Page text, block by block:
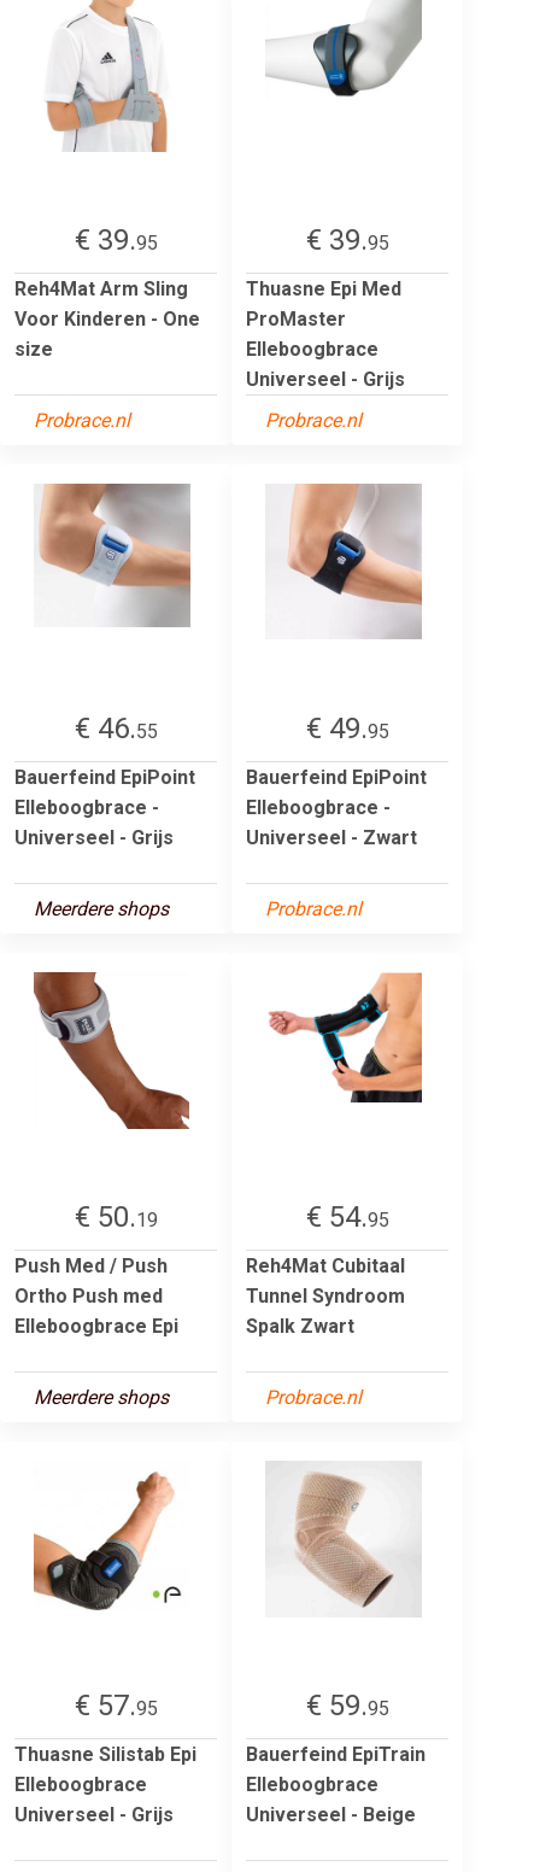
€ 39.95
Reh4Mat Arm Sling
Voor Kinderen - One
size
Probrace.nl
€ 39.95
Thuasne Epi Med
ProMaster
Elleboogbrace
Universeel - Grijs
Probrace.nl
€ 46.55
Bauerfeind EpiPoint
Elleboogbrace -
Universeel - Grijs
Meerdere shops
€ 49.95
Bauerfeind EpiPoint
Elleboogbrace -
Universeel - Zwart
Probrace.nl
€ 50.19
Push Med / Push
Ortho Push med
Elleboogbrace Epi
Meerdere shops
€ 54.95
Reh4Mat Cubitaal
Tunnel Syndroom
Spalk Zwart
Probrace.nl
€ 57.95
Thuasne Silistab Epi
Elleboogbrace
Universeel - Grijs
€ 59.95
Bauerfeind EpiTrain
Elleboogbrace
Universeel - Beige